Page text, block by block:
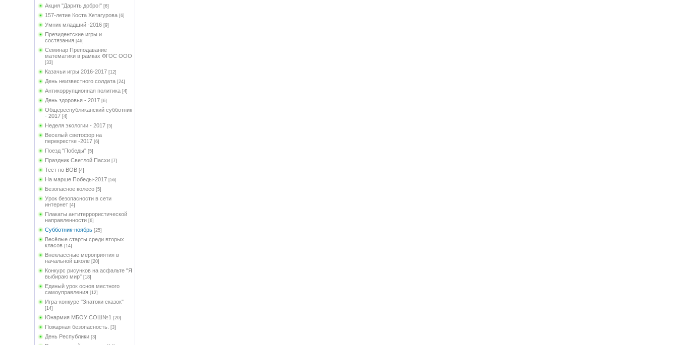
Акция "Дарить добро!" [6]
157-летие Коста Хетагурова [6]
Умник младший -2016 [9]
Президентские игры и
состязания [46]
Семинар Преподавание
математики в рамках ФГОС ООО
[33]
Казачьи игры 2016-2017 [12]
День неизвестного солдата [24]
Антикоррупционная политика [4]
День здоровья - 2017 [6]
Общереспубликанский субботник
- 2017 [4]
Неделя экологии - 2017 [5]
Веселый светофор на
перекрестке -2017 [6]
Поезд "Победы" [5]
Праздник Светлой Пасхи [7]
Тест по ВОВ [4]
На марше Победы-2017 [56]
Безопасное колесо [5]
Урок безопасности в сети
интернет [4]
Плакаты антитеррористической
направленности [6]
Субботник-ноябрь [25]
Весёлые старты среди вторых
класов [14]
Внеклассные мероприятия в
начальной школе [20]
Конкурс рисунков на асфальте "Я
выбираю мир" [18]
Единый урок основ местного
самоуправления [12]
Игра-конкурс "Знатоки сказок"
[14]
Юнармия МБОУ СОШ№1 [20]
Пожарная безопасность. [3]
День Республики [3]